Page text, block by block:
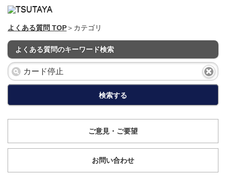
よくある質問 TOP＞カテゴリ
よくある質問のキーワード検索
検索する
ご意見・ご要望
お問い合わせ